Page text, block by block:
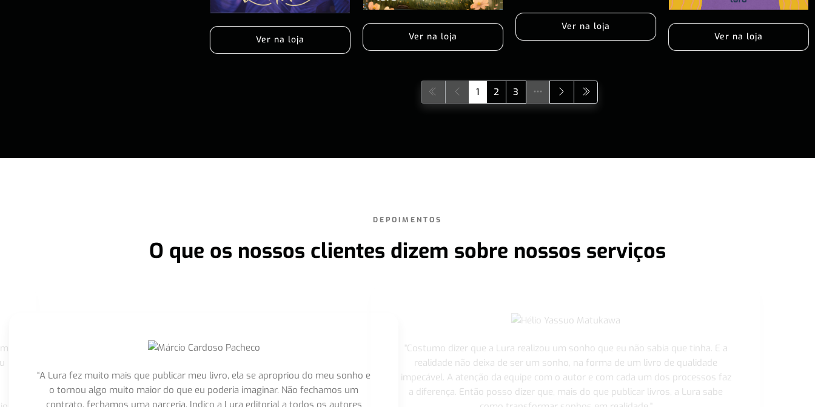
Ver na loja Ver na loja
Ver na loja
Ver na loja
1 2 3
DEPOIMENTOS
O que os nossos clientes dizem sobre nossos serviços
“A Lura fez muito mais que publicar meu livro, ela se apropriou do meu sonho e
o tornou algo muito maior do que eu poderia imaginar. Não fechamos um
"Costumo dizer que a Lura realizou um sonho que eu não sabia que tinha. E a
realidade não deixa de ser um sonho, na forma de um livro de qualidade
impecável. A atenção da equipe com o autor e com cada um dos processos faz
a diferença. Então posso dizer que, mais do que publicar livros, a Lura sabe